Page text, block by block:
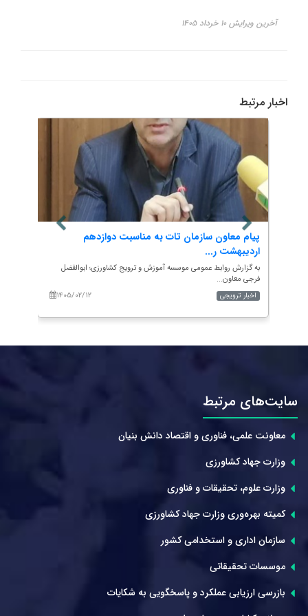
آخرین ویرایش ۱۰ خرداد ۱۴۰۵
اخبار مرتبط
پیام معاون سازمان تات به مناسبت دوازدهم
اردیبهشت ر...
به گزارش روابط عمومی موسسه آموزش و ترویج کشاورزی؛ ابوالفضل
فرجی معاون...
۱۴۰۵/۰۲/۱۲
اخبار ترویجی
سایت‌های مرتبط
معاونت علمی، فناوری و اقتصاد دانش بنیان
وزارت جهاد کشاورزی
وزارت علوم، تحقیقات و فناوری
کمیته بهره‌وری وزارت جهاد کشاورزی
سازمان اداری و استخدامی کشور
موسسات تحقیقاتی
بازرسی ارزیابی عملکرد و پاسخگویی به شکایات